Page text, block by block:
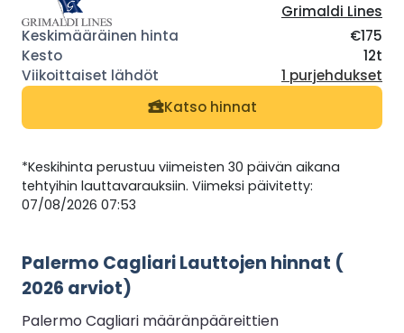
Grimaldi Lines
€175
12t
1 purjehdukset
Katso hinnat
*Keskihinta perustuu viimeisten 30 päivän aikana
tehtyihin lauttavarauksiin. Viimeksi päivitetty:
07/08/2026 07:53
Palermo Cagliari Lauttojen hinnat (
2026 arviot)
Palermo Cagliari määränpääreittien